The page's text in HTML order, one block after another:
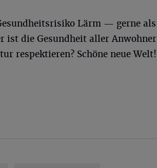
Lärm — gerne als
ist die Gesundheit aller Anwohner
respektieren? Schöne neue Welt!